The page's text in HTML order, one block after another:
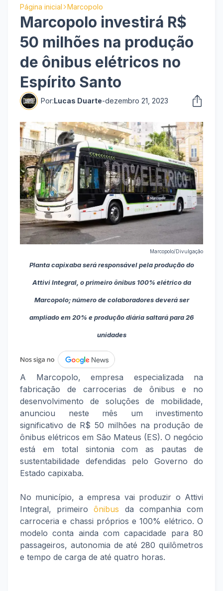
Página inicial Marcopolo
Marcopolo investirá R$
50 milhões na produção
de ônibus elétricos no
Espírito Santo
Por:Lucas Duarte-dezembro 21, 2023
Marcopolo/Divulgação
Planta capixaba será responsável pela produção do
Attivi Integral, o primeiro ônibus 100% elétrico da
Marcopolo; número de colaboradores deverá ser
ampliado em 20% e produção diária saltará para 26
unidades
A Marcopolo, empresa especializada na
fabricação de carrocerias de ônibus e no
desenvolvimento de soluções de mobilidade,
anunciou neste mês um investimento
significativo de R$ 50 milhões na produção de
ônibus elétricos em São Mateus (ES). O negócio
está em total sintonia com as pautas de
sustentabilidade defendidas pelo Governo do
Estado capixaba.
No município, a empresa vai produzir o Attivi
Integral, primeiroônibus da companhia com
carroceria e chassi próprios e 100% elétrico. O
modelo conta ainda com capacidade para 80
passageiros, autonomia de até 280 quilômetros
e tempo de carga de até quatro horas.